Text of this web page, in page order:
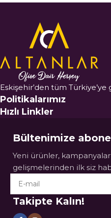
Eskişehir’den tüm
Politikalarımız
Hızlı Linkler
Bültenimize
Yeni ürünler,
gelişmelerinden ilk siz
Takipte Kalın!